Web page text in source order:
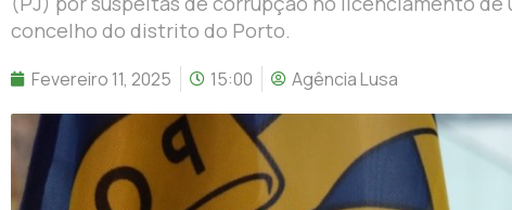
concelho do distrito do Porto.
Fevereiro 11, 2025 15:00 Agência Lusa